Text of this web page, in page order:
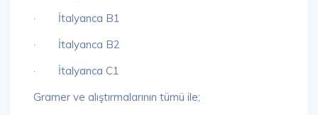
· İtalyanca B1
· İtalyanca B2
· İtalyanca C1
Gramer ve alıştırmalarının tümü ile;